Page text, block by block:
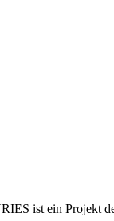
ist ein Projekt